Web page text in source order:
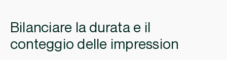
Bilanciare la durata e il
conteggio delle impression